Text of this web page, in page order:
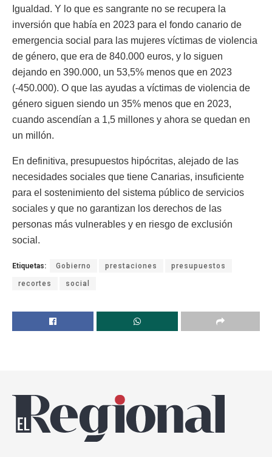
Igualdad. Y lo que es sangrante no se recupera la
inversión que había en 2023 para el fondo canario de
emergencia social para las mujeres víctimas de violencia
de género, que era de 840.000 euros, y lo siguen
dejando en 390.000, un 53,5% menos que en 2023
(-450.000). O que las ayudas a víctimas de violencia de
género siguen siendo un 35% menos que en 2023,
cuando ascendían a 1,5 millones y ahora se quedan en
un millón.
En definitiva, presupuestos hipócritas, alejado de las
necesidades sociales que tiene Canarias, insuficiente
para el sostenimiento del sistema público de servicios
sociales y que no garantizan los derechos de las
personas más vulnerables y en riesgo de exclusión
social.
Etiquetas: Gobierno prestaciones presupuestos
recortes social